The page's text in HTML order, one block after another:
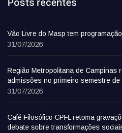
Vão Livre do Masp tem
31/07/2026
Região Metropolitana de Campinas
admissões no primeiro semestre de
31/07/2026
Café Filosófico CPFL retoma
debate sobre transformações